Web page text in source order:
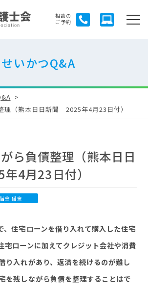
相談の
ご予約
せいかつQ&A
理（熊本日日新聞 2025年4月23日付）
ら負債整理（熊本日日
4月23日付）
借金 借金
住宅ローンを借り入れて購入した住宅
宅ローンに加えてクレジット会社や消費
り入れがあり、返済を続けるのが難し
を残しながら負債を整理することはで